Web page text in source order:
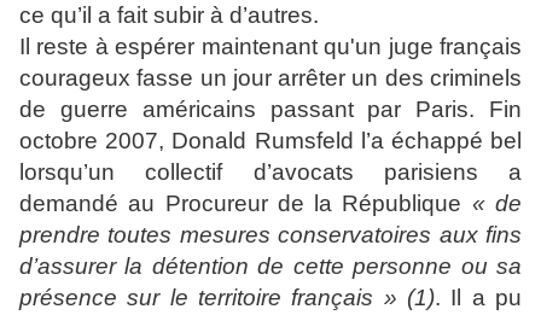
ce qu’il a fait subir à d’autres.
Il reste à espérer maintenant qu'un juge français
courageux fasse un jour arrêter un des criminels
de guerre américains passant par Paris. Fin
octobre 2007, Donald Rumsfeld l’a échappé bel
lorsqu’un collectif d’avocats parisiens a
demandé au Procureur de la République « de
prendre toutes mesures conservatoires aux fins
d’assurer la détention de cette personne ou sa
présence sur le territoire français » (1). Il a pu